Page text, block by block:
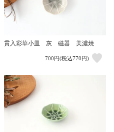
貫入彩華小皿 灰 磁器 美濃焼
700円(税込770円)